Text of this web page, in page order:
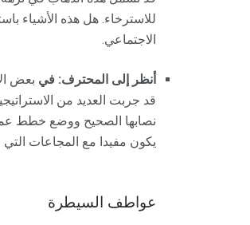
للاسترخاء. هل هذه الأشياء
الاجتماعي.
أنظر إلى المحترف: في بعض
قد جربت العديد من
نصابها الصحيح ووضع خطط
يكون مفيدا مع المجاعات
عواطف السيطرة